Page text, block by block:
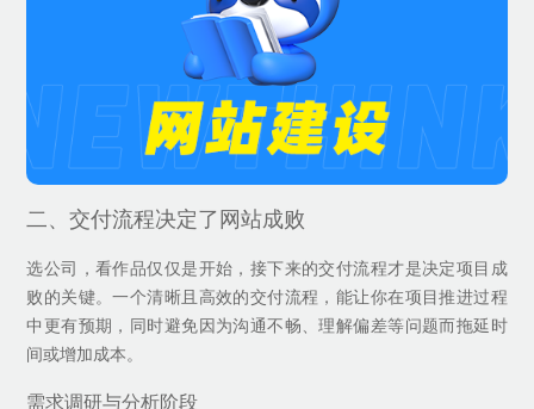
二、交付流程决定了网站成败
选公司，看作品仅仅是开始，接下来的交付流程才是决定项目成
败的关键。一个清晰且高效的交付流程，能让你在项目推进过程
中更有预期，同时避免因为沟通不畅、理解偏差等问题而拖延时
间或增加成本。
需求调研与分析阶段